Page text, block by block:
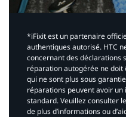
*iFixit est un partenaire
authentiques autorisé. HTC
concernant des déclarations
réparation autogérée ne
qui ne sont plus sous
réparations peuvent avoir
standard. Veuillez consulter le
de plus d’informations ou